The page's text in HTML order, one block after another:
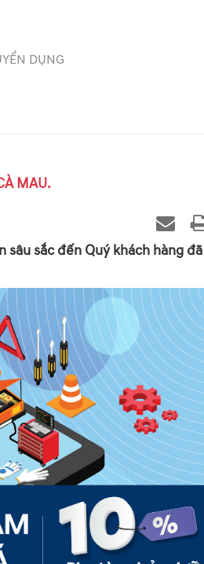
DỤNG
MAU.
sâu sắc đến Quý khách hàng